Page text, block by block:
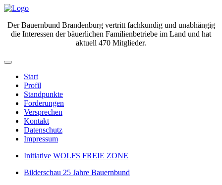
Der Bauernbund Brandenburg vertritt fachkundig und unabhängig
die Interessen der bäuerlichen Familienbetriebe im Land und hat
aktuell 470 Mitglieder.
Start
Profil
Standpunkte
Forderungen
Versprechen
Kontakt
Datenschutz
Impressum
Initiative WOLFS FREIE ZONE
Bilderschau 25 Jahre Bauernbund